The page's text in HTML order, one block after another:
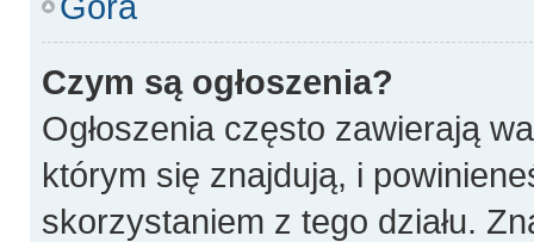
Czym są ogłoszenia?
Ogłoszenia często zawierają
którym się znajdują, i
skorzystaniem z tego działu.